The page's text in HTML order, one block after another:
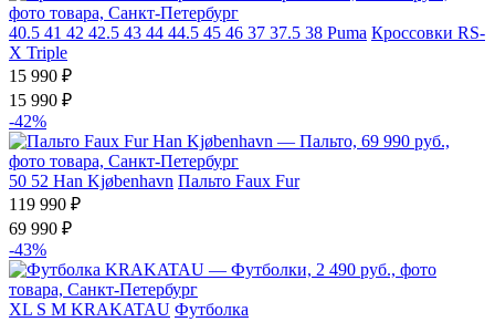
40.5 41 42 42.5 43 44 44.5 45 46 37 37.5 38 Puma Кроссовки RS-
X Triple
15 990 ₽
15 990 ₽
-42%
50 52 Han Kjøbenhavn Пальто Faux Fur
119 990 ₽
69 990 ₽
-43%
XL S M KRAKATAU Футболка